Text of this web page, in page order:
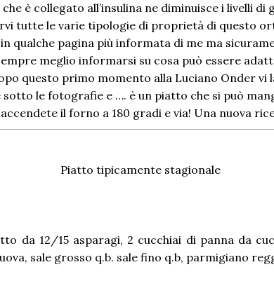
è collegato all’insulina ne diminuisce i livelli di
tutte le varie tipologie di proprietà di questo
qualche pagina più informata di me ma
meglio informarsi su cosa può essere
questo primo momento alla Luciano Onder vi
le fotografie e …. è un piatto che si può
il forno a 180 gradi e via! Una nuova
da 12/15 asparagi, 2 cucchiai di panna da
sale grosso q.b. sale fino q.b, parmigiano